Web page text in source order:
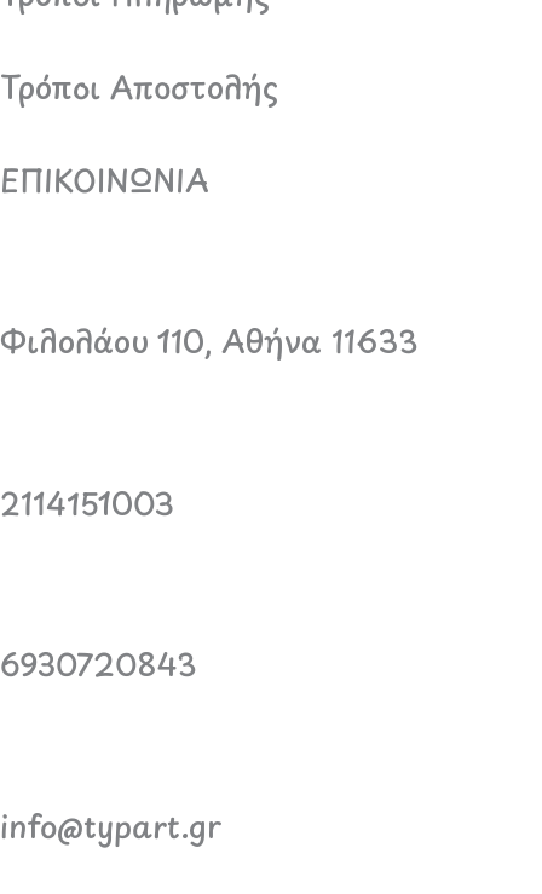
Τρόποι Αποστολής
ΕΠΙΚΟΙΝΩΝΙΑ
Φιλολάου 110, Αθήνα 11633
2114151003
6930720843
info@typart.gr